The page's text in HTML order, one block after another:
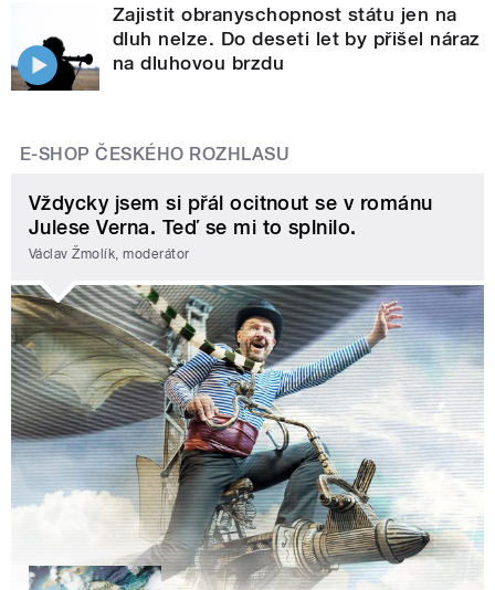
Zajistit obranyschopnost státu jen na
dluh nelze. Do deseti let by přišel náraz
na dluhovou brzdu
E-SHOP ČESKÉHO ROZHLASU
Vždycky jsem si přál ocitnout se v románu
Julese Verna. Teď se mi to splnilo.
Václav Žmolík, moderátor